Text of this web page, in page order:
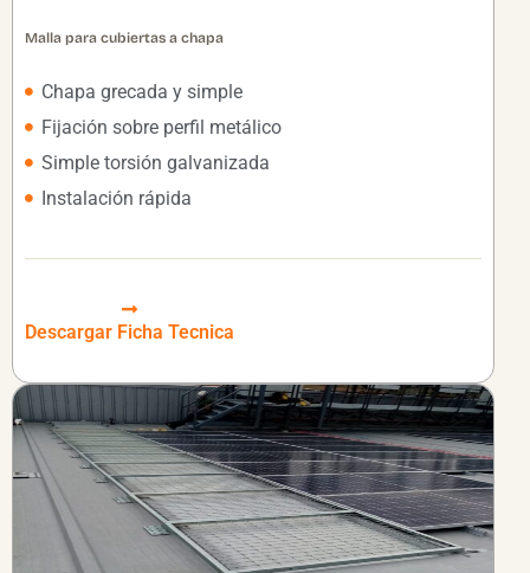
Malla para cubiertas a chapa
Chapa grecada y simple
Fijación sobre perfil metálico
Simple torsión galvanizada
Instalación rápida
Descargar Ficha Tecnica